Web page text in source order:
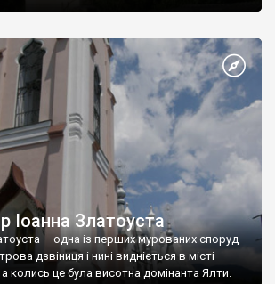
Іоанна Златоуста
– одна із перших мурованих споруд
дзвіниця і нині видніється в місті
колись це була висотна домінанта Ялти.